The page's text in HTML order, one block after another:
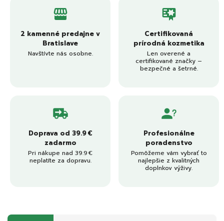
2 kamenné predajne v
Bratislave
Navštívte nás osobne.
Certifikovaná
prírodná kozmetika
Len overené a
certifikované značky –
bezpečné a šetrné.
Doprava od 39.9 €
zadarmo
Pri nákupe nad 39.9 €
neplatíte za dopravu.
Profesionálne
poradenstvo
Pomôžeme vám vybrať to
najlepšie z kvalitných
doplnkov výživy.